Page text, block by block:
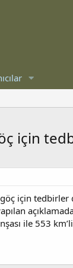
için
göç için
ile 553